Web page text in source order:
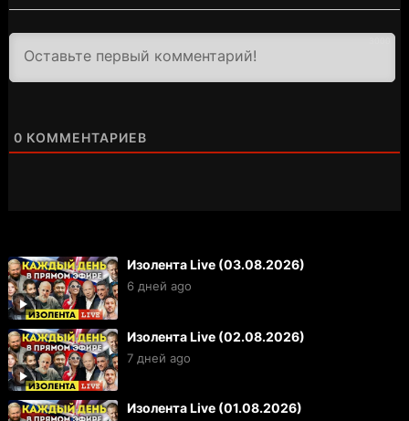
0 КОММЕНТАРИЕВ
Изолента Live (03.08.2026)
6 дней ago
Изолента Live (02.08.2026)
7 дней ago
Изолента Live (01.08.2026)